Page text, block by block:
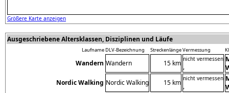
Größere Karte anzeigen
Ausgeschriebene Altersklassen, Disziplinen und Läufe
LaufnameDLV-Bezeichnung StreckenlängeVermessung
Wandern Wandern 15 km nicht vermessen
,
Nordic Walking Nordic Walking 15 km nicht vermessen
,